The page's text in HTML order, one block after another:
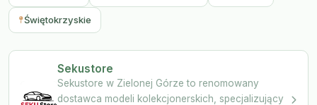
Świętokrzyskie
Sekustore
Sekustore w Zielonej Górze to renomowany
dostawca modeli kolekcjonerskich, specjalizujący